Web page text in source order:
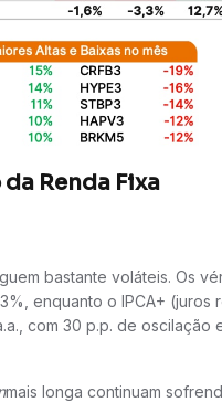
Renda Fixa
bastante voláteis. Os
enquanto o IPCA+ (juros
com 30 p.p. de oscilação
mais longa continuam